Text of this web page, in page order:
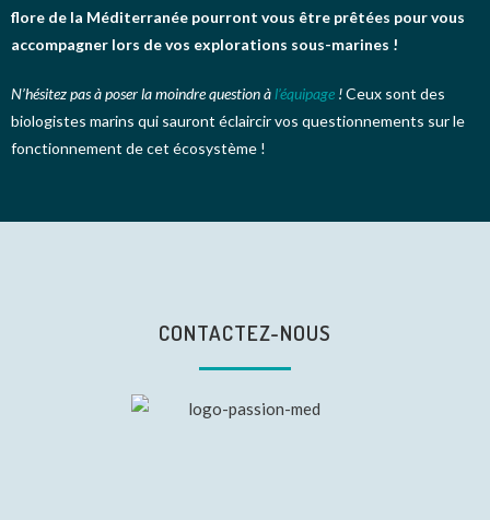
flore de la Méditerranée pourront vous être prêtées pour vous
accompagner lors de vos explorations sous-marines !
N’hésitez pas à poser la moindre question à l’équipage !Ceux sont des
biologistes marins qui sauront éclaircir vos questionnements sur le
fonctionnement de cet écosystème !
CONTACTEZ-NOUS